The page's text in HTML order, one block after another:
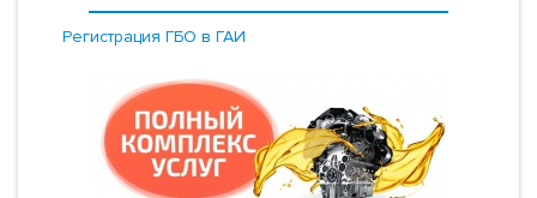
Регистрация ГБО в ГАИ